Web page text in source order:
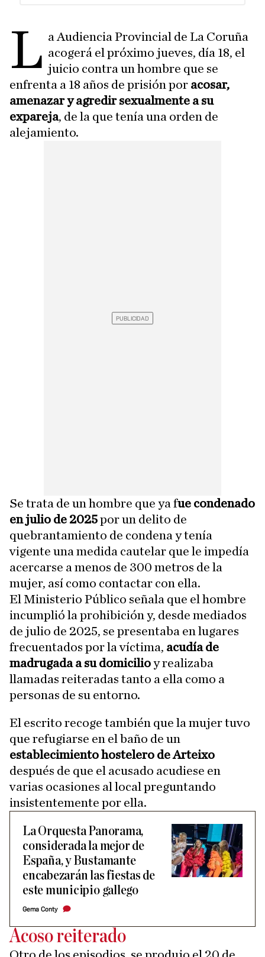
L a Audiencia Provincial de La Coruña
acogerá el próximo jueves, día 18, el
juicio contra un hombre que se
enfrenta a 18 años de prisión por acosar,
amenazar y agredir sexualmente a su
expareja, de la que tenía una orden de
alejamiento.
Se trata de un hombre que ya fue condenado
en julio de 2025por un delito de
quebrantamiento de condena y tenía
vigente una medida cautelar que le impedía
acercarse a menos de 300 metros de la
mujer, así como contactar con ella.
El Ministerio Público señala que el hombre
incumplió la prohibición y, desde mediados
de julio de 2025, se presentaba en lugares
frecuentados por la víctima, acudía de
madrugada a su domicilioy realizaba
llamadas reiteradas tanto a ella como a
personas de su entorno.
El escrito recoge también que la mujer tuvo
que refugiarse en el baño de un
establecimiento hostelero de Arteixo
después de que el acusado acudiese en
varias ocasiones al local preguntando
insistentemente por ella.
La Orquesta Panorama,
considerada la mejor de
España, y Bustamante
encabezarán las fiestas de
este municipio gallego
Gema Conty
Acoso reiterado